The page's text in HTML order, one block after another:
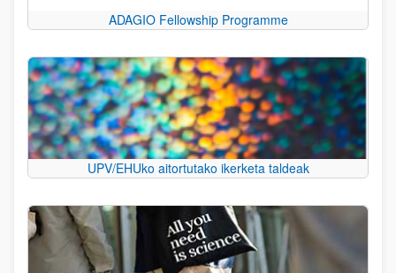
ADAGIO Fellowship Programme
UPV/EHUko aitortutako ikerketa taldeak